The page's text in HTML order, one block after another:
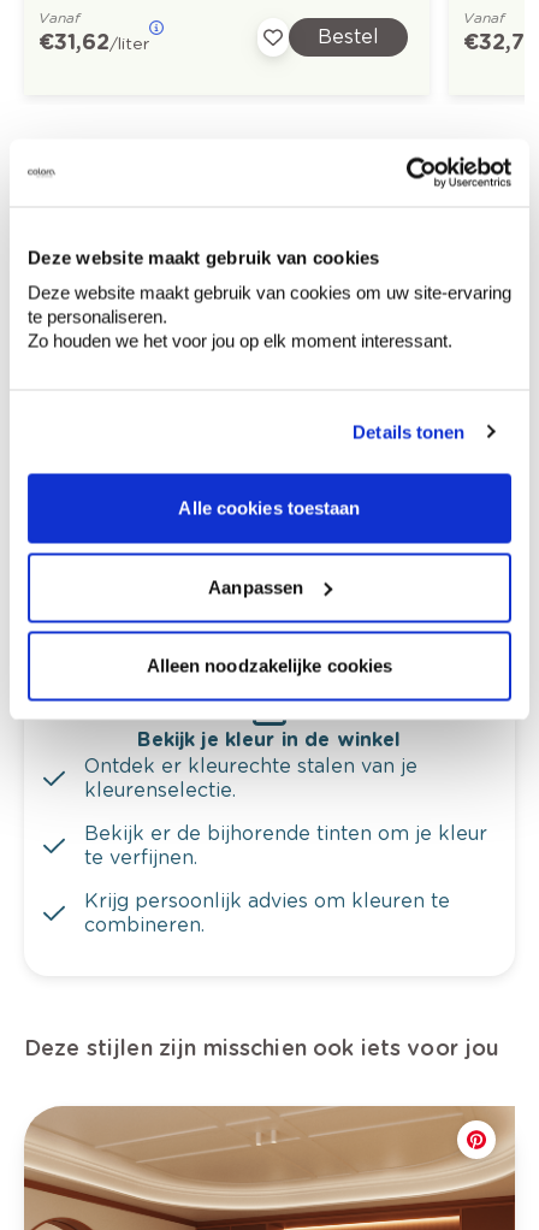
Deze website maakt gebruik van cookies
Deze website maakt gebruik van cookies om uw site-ervaring
te personaliseren.
Zo houden we het voor jou op elk moment interessant.
Details tonen
Alle cookies toestaan
Aanpassen
Alleen noodzakelijke cookies
Vanaf
€ 31,62/liter Bestel
Vanaf
€ 32,73
Ontdek meer inspiratiebeelden voor:
Oranje
Ga samen met de kleuradviseur door je
Krijg kleuradvies op basis van de lichtinval
van je muren.
Bekijk je kleur in de winkel
Ontdek er kleurechte stalen van je
kleurenselectie.
Bekijk er de bijhorende tinten om je kleur
te verfijnen.
Krijg persoonlijk advies om kleuren te
combineren.
Deze stijlen zijn misschien ook iets voor jou